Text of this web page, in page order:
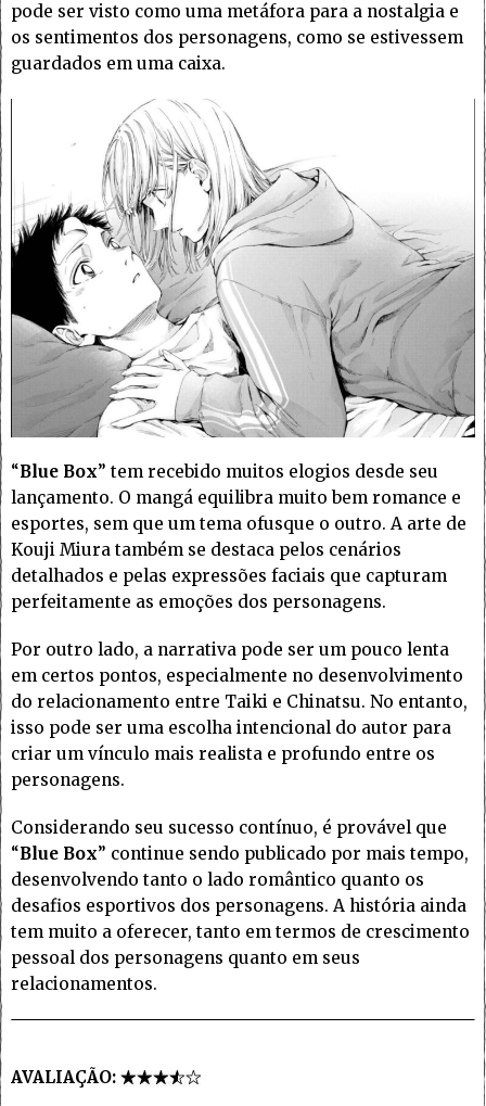
pode ser visto como uma metáfora para a nostalgia e
os sentimentos dos personagens, como se estivessem
guardados em uma caixa.
“Blue Box” tem recebido muitos elogios desde seu
lançamento. O mangá equilibra muito bem romance e
esportes, sem que um tema ofusque o outro. A arte de
Kouji Miura também se destaca pelos cenários
detalhados e pelas expressões faciais que capturam
perfeitamente as emoções dos personagens.
Por outro lado, a narrativa pode ser um pouco lenta
em certos pontos, especialmente no desenvolvimento
do relacionamento entre Taiki e Chinatsu. No entanto,
isso pode ser uma escolha intencional do autor para
criar um vínculo mais realista e profundo entre os
personagens.
Considerando seu sucesso contínuo, é provável que
“Blue Box” continue sendo publicado por mais tempo,
desenvolvendo tanto o lado romântico quanto os
desafios esportivos dos personagens. A história ainda
tem muito a oferecer, tanto em termos de crescimento
pessoal dos personagens quanto em seus
relacionamentos.
AVALIAÇÃO: